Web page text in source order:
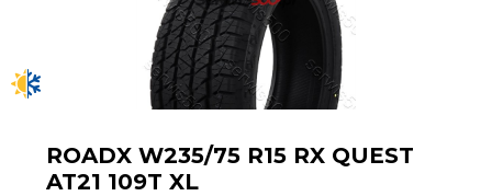
ROADX W235/75 R15 RX QUEST
AT21 109T XL